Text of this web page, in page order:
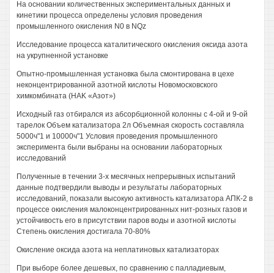
На основании количественных экспериментальных данных и
кинетики процесса определены условия проведения
промышленного окисления N0 в NQz
Исследование процесса каталитического окисления оксида азота
на укрупненной установке
Опытно-промышленная установка была смонтирована в цехе
неконцентрированной азотной кислоты Новомосковского
химкомбината (HAK «Азот»)
Исходный газ отбирался из абсорбционной колонны с 4-ой и 9-ой
тарелок Объем катализатора 2л Объемная скорость составляла
5000ч"1 и 10000ч"1 Условия проведения промышленного
эксперимента были выбраны на основании лабораторных
исследований
Полученные в течении 3-х месячных непрерывных испытаний
данные подтвердили выводы и результаты лабораторных
исследований, показали высокую активность катализатора АПК-2 в
процессе окисления малоконцентрированных нит-розных газов и
устойчивость его в присутствии паров воды и азотной кислоты
Степень окисления достигала 70-80%
Окисление оксида азота на неплатиновых катализаторах
При выборе более дешевых, по сравнению с палладиевым,